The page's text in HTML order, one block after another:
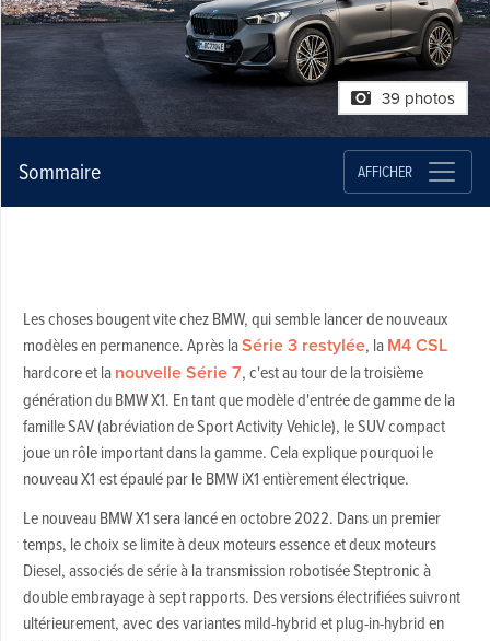
39 photos
Sommaire AFFICHER
Les choses bougent vite chez BMW, qui semble lancer de nouveaux
modèles en permanence. Après laSérie 3 restylée, laM4 CSL
hardcore et lanouvelle Série 7, c'est au tour de la troisième
génération du BMW X1. En tant que modèle d'entrée de gamme de la
famille SAV (abréviation de Sport Activity Vehicle), le SUV compact
joue un rôle important dans la gamme. Cela explique pourquoi le
nouveau X1 est épaulé par le BMW iX1 entièrement électrique.
Le nouveau BMW X1 sera lancé en octobre 2022. Dans un premier
temps, le choix se limite à deux moteurs essence et deux moteurs
Diesel, associés de série à la transmission robotisée Steptronic à
double embrayage à sept rapports. Des versions électrifiées suivront
ultérieurement, avec des variantes mild-hybrid et plug-in-hybrid en